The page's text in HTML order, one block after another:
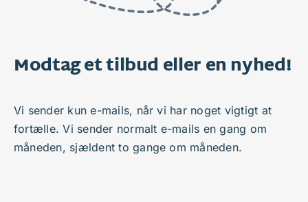
Modtag et tilbud eller en nyhed!
Vi sender kun e-mails, når vi har noget vigtigt at
fortælle. Vi sender normalt e-mails en gang om
måneden, sjældent to gange om måneden.